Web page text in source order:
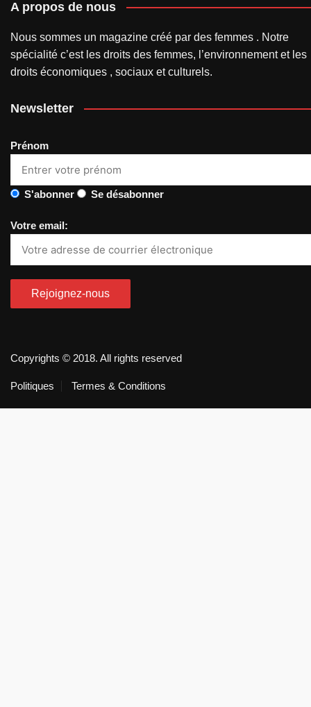
A propos de nous
Nous sommes un magazine créé par des femmes . Notre
spécialité c’est les droits des femmes, l’environnement et les
droits économiques , sociaux et culturels.
Newsletter
Prénom
S'abonner Se désabonner
Votre email:
Copyrights © 2018. All rights reserved
Politiques Termes & Conditions